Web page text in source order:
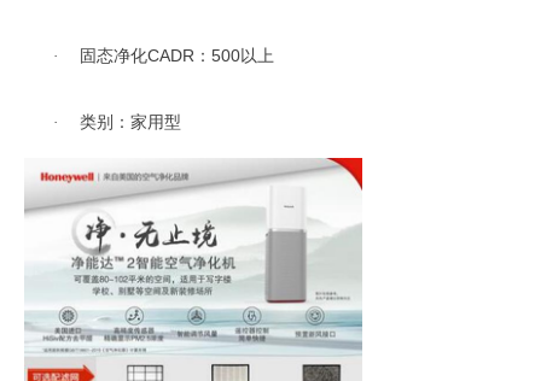
· 固态净化CADR：500以上
· 类别：家用型